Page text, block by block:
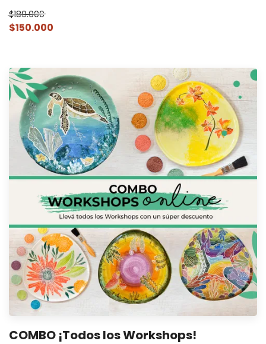
$180.000
$150.000
COMBO ¡Todos los Workshops!